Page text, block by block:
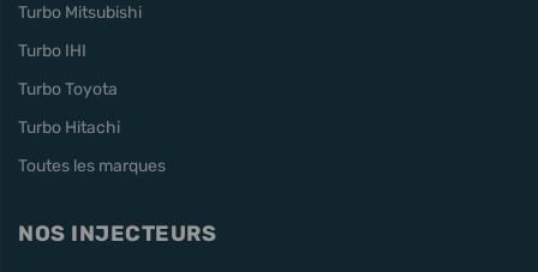
Turbo Mitsubishi
Turbo IHI
Turbo Toyota
Turbo Hitachi
Toutes les marques
NOS INJECTEURS